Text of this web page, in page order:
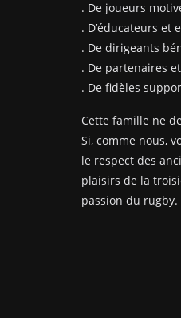
. De joueurs
. D’éducateurs et
. De dirigeants
. De partenaires
. De fidèles
Cette famille ne
Si, comme nous,
le respect des
plaisirs de la
passion du rugby.